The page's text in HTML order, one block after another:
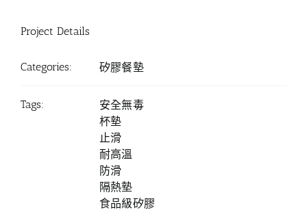
Project Details
Categories: 矽膠餐墊
Tags:
安全無毒
杯墊
止滑
耐高溫
防滑
隔熱墊
食品級矽膠